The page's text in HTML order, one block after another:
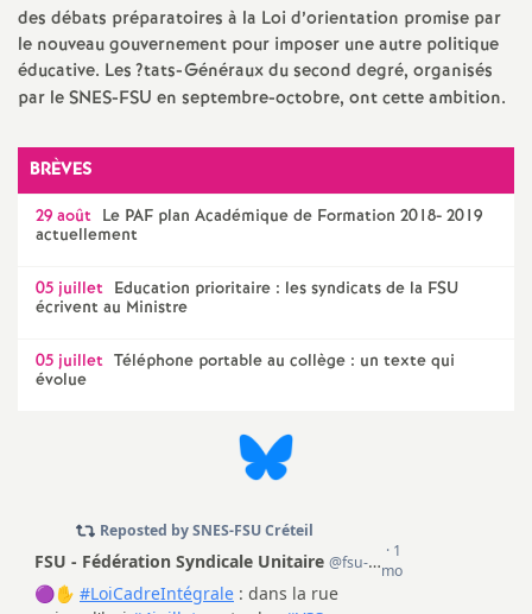
g
n
e
m
e
t
e
des débats préparatoires à la Loi d’orientation promise par
le nouveau gouvernement pour imposer une autre politique
éducative. Les?tats-Généraux du second degré, organisés
par leSNES-FSU en septembre-octobre, ont cette ambition.
BRÈVES
29 août Le PAF plan Académique de Formation 2018- 2019
actuellement
05 juillet Education prioritaire : les syndicats de la FSU
écrivent au Ministre
05 juillet Téléphone portable au collège : un texte qui
évolue